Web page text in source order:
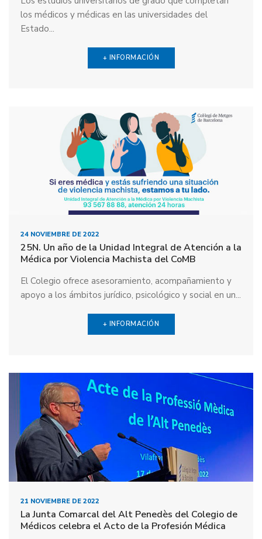
los médicos y médicas en las universidades del
Estado...
+ INFORMACIÓN
24 NOVIEMBRE DE 2022
25N. Un año de la Unidad Integral de Atención a la
Médica por Violencia Machista del CoMB
El Colegio ofrece asesoramiento, acompañamiento y
apoyo a los ámbitos jurídico, psicológico y social en un...
+ INFORMACIÓN
21 NOVIEMBRE DE 2022
La Junta Comarcal del Alt Penedès del Colegio de
Médicos celebra el Acto de la Profesión Médica